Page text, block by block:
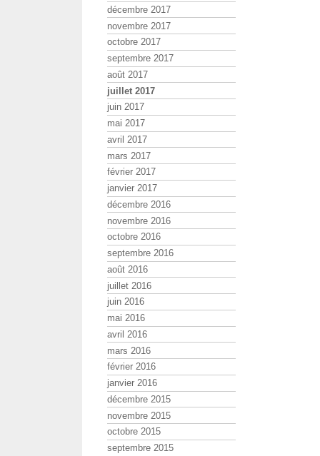
décembre 2017
novembre 2017
octobre 2017
septembre 2017
août 2017
juillet 2017
juin 2017
mai 2017
avril 2017
mars 2017
février 2017
janvier 2017
décembre 2016
novembre 2016
octobre 2016
septembre 2016
août 2016
juillet 2016
juin 2016
mai 2016
avril 2016
mars 2016
février 2016
janvier 2016
décembre 2015
novembre 2015
octobre 2015
septembre 2015